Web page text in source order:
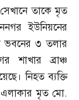
তাকে মৃত
ইউনিয়নের
ভবনের ৩ তলার
শাখার ব্রাঞ্চ
নিহত ব্যক্তি
এলাকার মৃত মো.